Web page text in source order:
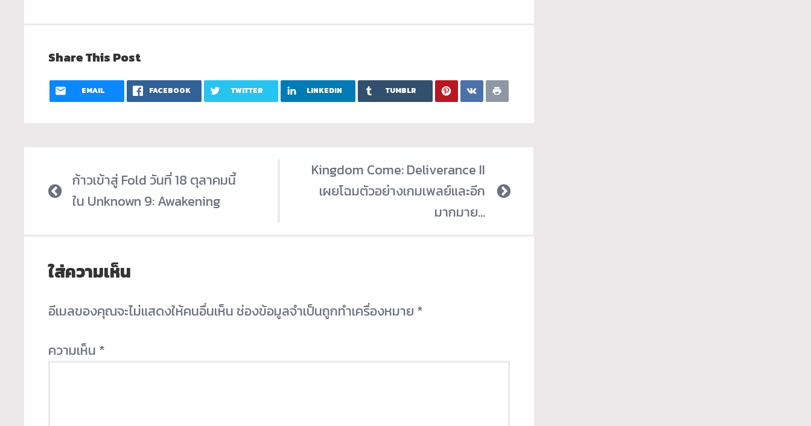
Share This Post
EMAIL FACEBOOK TWITTER LINKEDIN TUMBLR
ก้าวเข้าสู่ Fold วันที่ 18 ตุลาคมนี้
ใน Unknown 9: Awakening
Kingdom Come: Deliverance II
เผยโฉมตัวอย่างเกมเพลย์และอีก
มากมาย…
ใส่ความเห็น
อีเมลของคุณจะไม่แสดงให้คนอื่นเห็นช่องข้อมูลจำเป็นถูกทำเครื่องหมาย *
ความเห็น *